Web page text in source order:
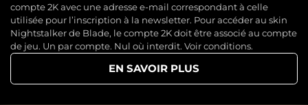
compte 2K avec une adresse e-mail correspondant à celle
utilisée pour l’inscription à la newsletter. Pour accéder au skin
Nightstalker de Blade, le compte 2K doit être associé au compte
de jeu. Un par compte. Nul où interdit. Voir conditions.
EN SAVOIR PLUS